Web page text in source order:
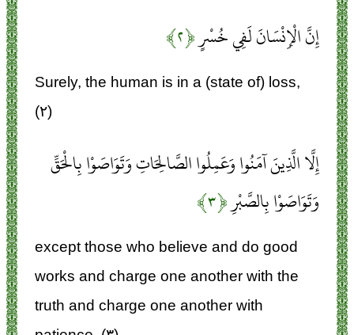
إِنَّ الْإِنْسَانَ لَفِي خُسْرٍ﴿۲﴾
Surely, the human is in a (state of) loss,
(۲)
إِلَّا الَّذِينَ آمَنُوا وَعَمِلُوا الصَّالِحَاتِ وَتَوَاصَوْا بِالْحَقِّ
وَتَوَاصَوْا بِالصَّبْرِ﴿۳﴾
except those who believe and do good
works and charge one another with the
truth and charge one another with